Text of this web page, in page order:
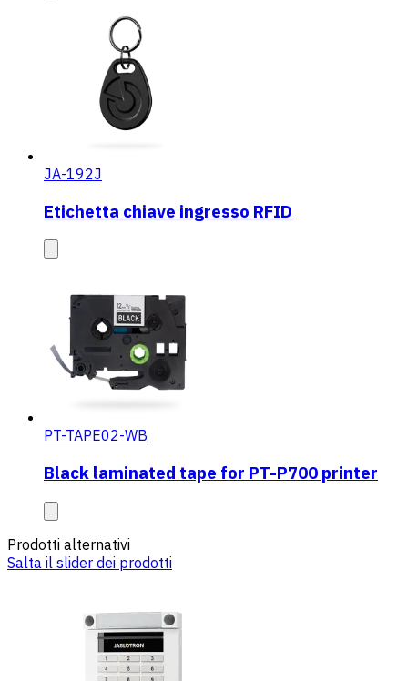
JA-192J
Etichetta chiave ingresso RFID
PT-TAPE02-WB
Black laminated tape for PT-P700 printer
Prodotti alternativi
Salta il slider dei prodotti